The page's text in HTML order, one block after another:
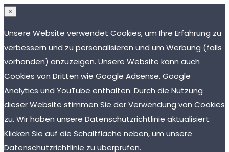
×
Unsere Website verwendet Cookies, um Ihre Erfahrung zu
verbessern und zu personalisieren und um Werbung (falls
vorhanden) anzuzeigen. Unsere Website kann auch
Cookies von Dritten wie Google Adsense, Google
Analytics und YouTube enthalten. Durch die Nutzung
dieser Website stimmen Sie der Verwendung von Cookies
zu. Wir haben unsere Datenschutzrichtlinie aktualisiert.
Klicken Sie auf die Schaltfläche neben, um unsere
Datenschutzrichtlinie zu überprüfen.